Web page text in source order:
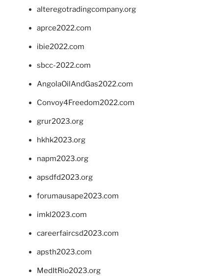
alteregotradingcompany.org
aprce2022.com
ibie2022.com
sbcc-2022.com
AngolaOilAndGas2022.com
Convoy4Freedom2022.com
grur2023.org
hkhk2023.org
napm2023.org
apsdfd2023.org
forumausape2023.com
imkl2023.com
careerfaircsd2023.com
apsth2023.com
MedItRio2023.org